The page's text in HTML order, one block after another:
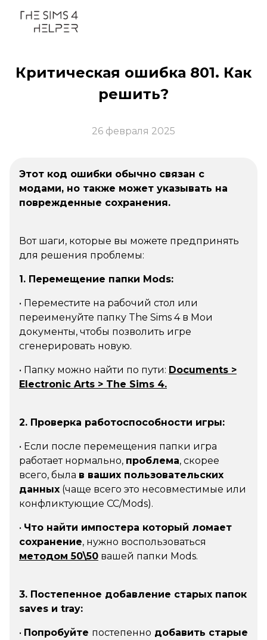
Критическая ошибка 801. Как
решить?
26 февраля 2025
Этот код ошибки обычно связан с
модами, но также может указывать на
поврежденные сохранения.
Вот шаги, которые вы можете предпринять
для решения проблемы:
1. Перемещение папки Mods:
• Переместите на рабочий стол или
переименуйте папку The Sims 4 в Мои
документы, чтобы позволить игре
сгенерировать новую.
• Папку можно найти по пути: Documents >
Electronic Arts > The Sims 4.
2. Проверка работоспособности игры:
• Если после перемещения папки игра
работает нормально, проблема, скорее
всего, была в ваших пользовательских
данных (чаще всего это несовместимые или
конфликтующие CC/Mods).
• Что найти импостера который ломает
сохранение, нужно воспользоваться
методом 50\50 вашей папки Mods.
3. Постепенное добавление старых папок
saves и tray:
• Попробуйте постепенно добавить старые